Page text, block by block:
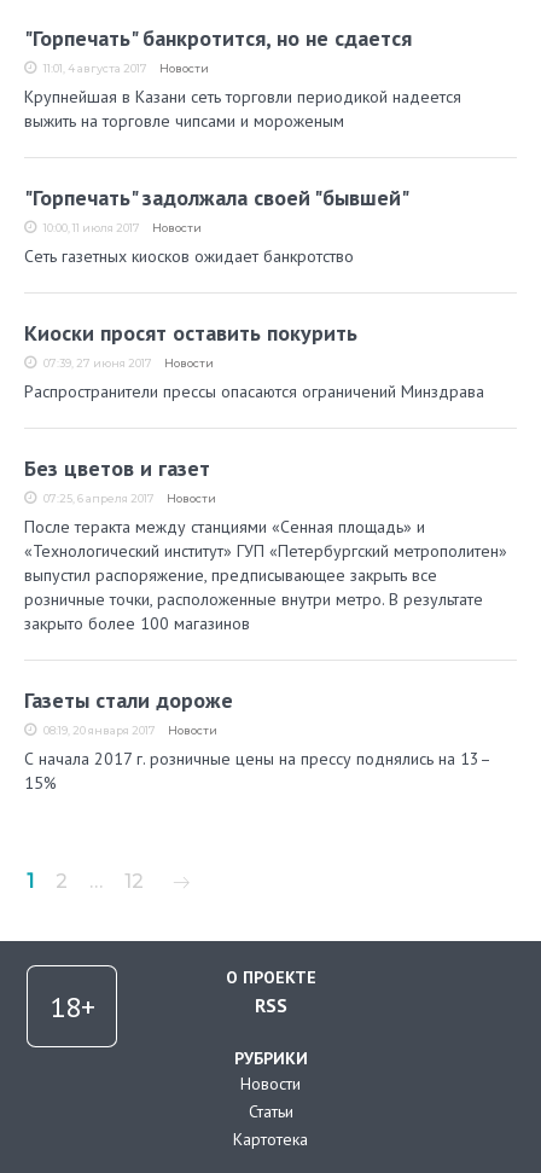
"Горпечать" банкротится, но не сдается
11:01, 4 августа 2017 Новости
Крупнейшая в Казани сеть торговли периодикой надеется
выжить на торговле чипсами и мороженым
"Горпечать" задолжала своей "бывшей"
10:00, 11 июля 2017 Новости
Сеть газетных киосков ожидает банкротство
Киоски просят оставить покурить
07:39, 27 июня 2017 Новости
Распространители прессы опасаются ограничений Минздрава
Без цветов и газет
07:25, 6 апреля 2017 Новости
После теракта между станциями «Сенная площадь» и
«Технологический институт» ГУП «Петербургский метрополитен»
выпустил распоряжение, предписывающее закрыть все
розничные точки, расположенные внутри метро. В результате
закрыто более 100 магазинов
Газеты стали дороже
08:19, 20 января 2017 Новости
С начала 2017 г. розничные цены на прессу поднялись на 13–
15%
Пагинация
1 2 … 12
О ПРОЕКТЕ
RSS
РУБРИКИ
Новости
Статьи
Картотека